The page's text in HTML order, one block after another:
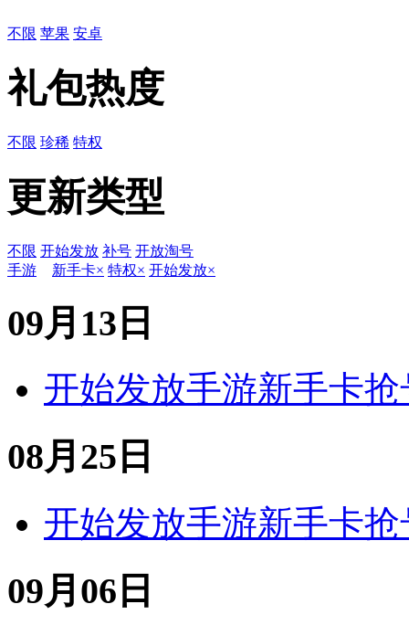
不限 苹果 安卓
礼包热度
不限 珍稀 特权
更新类型
不限 开始发放 补号 开放淘号
手游
新手卡× 特权× 开始发放×
09月13日
开始发放手游新手卡抢
08月25日
开始发放手游新手卡抢
09月06日